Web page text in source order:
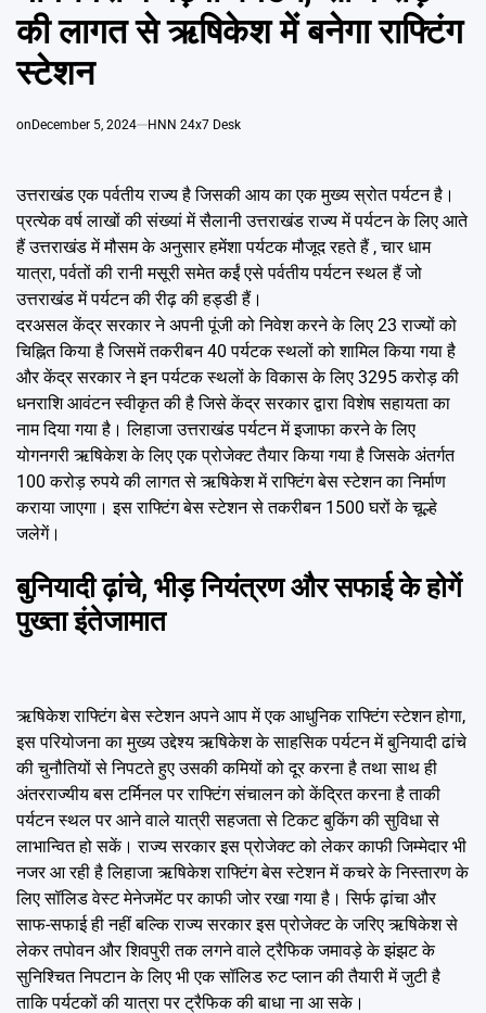
की लागत से ऋषिकेश में बनेगा राफ्टिंग
स्टेशन
on December 5, 2024 HNN 24x7 Desk
उत्तराखंड एक पर्वतीय राज्य है जिसकी आय का एक मुख्य स्रोत पर्यटन है।
प्रत्येक वर्ष लाखों की संख्यां में सैलानी उत्तराखंड राज्य में पर्यटन के लिए आते
हैं उत्तराखंड में मौसम के अनुसार हमेंशा पर्यटक मौजूद रहते हैं , चार धाम
यात्रा, पर्वतों की रानी मसूरी समेत कईं एसे पर्वतीय पर्यटन स्थल हैं जो
उत्तराखंड में पर्यटन की रीढ़ की हड्डी हैं।
दरअसल केंद्र सरकार ने अपनी पूंजी को निवेश करने के लिए 23 राज्यों को
चिह्नित किया है जिसमें तकरीबन 40 पर्यटक स्थलों को शामिल किया गया है
और केंद्र सरकार ने इन पर्यटक स्थलों के विकास के लिए 3295 करोड़ की
धनराशि आवंटन स्वीकृत की है जिसे केंद्र सरकार द्वारा विशेष सहायता का
नाम दिया गया है। लिहाजा उत्तराखंड पर्यटन में इजाफा करने के लिए
योगनगरी ऋषिकेश के लिए एक प्रोजेक्ट तैयार किया गया है जिसके अंतर्गत
100 करोड़ रुपये की लागत से ऋषिकेश में राफ्टिंग बेस स्टेशन का निर्माण
कराया जाएगा। इस राफ्टिंग बेस स्टेशन से तकरीबन 1500 घरों के चूल्हे
जलेगें।
बुनियादी ढ़ांचे, भीड़ नियंत्रण और सफाई के होगें
पुख्ता इंतेजामात
ऋषिकेश राफ्टिंग बेस स्टेशन अपने आप में एक आधुनिक राफ्टिंग स्टेशन होगा,
इस परियोजना का मुख्य उद्देश्य ऋषिकेश के साहसिक पर्यटन में बुनियादी ढांचे
की चुनौतियों से निपटते हुए उसकी कमियों को दूर करना है तथा साथ ही
अंतरराज्यीय बस टर्मिनल पर राफ्टिंग संचालन को केंद्रित करना है ताकी
पर्यटन स्थल पर आने वाले यात्री सहजता से टिकट बुकिंग की सुविधा से
लाभान्वित हो सकें। राज्य सरकार इस प्रोजेक्ट को लेकर काफी जिम्मेदार भी
नजर आ रही है लिहाजा ऋषिकेश राफ्टिंग बेस स्टेशन में कचरे के निस्तारण के
लिए सॉलिड वेस्ट मेनेजमेंट पर काफी जोर रखा गया है। सिर्फ ढ़ांचा और
साफ-सफाई ही नहीं बल्कि राज्य सरकार इस प्रोजेक्ट के जरिए ऋषिकेश से
लेकर तपोवन और शिवपुरी तक लगने वाले ट्रैफिक जमावड़े के झंझट के
सुनिश्चित निपटान के लिए भी एक सॉलिड रुट प्लान की तैयारी में जुटी है
ताकि पर्यटकों की यात्रा पर ट्रैफिक की बाधा ना आ सके।